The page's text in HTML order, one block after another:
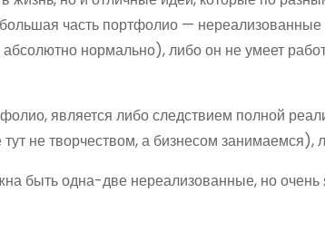
часть портфолио — нереализованные
абсолютно нормально), либо он не умеет
является либо следствием полной
не творчеством, а бизнесом занимаемся),
быть одна-две нереализованные, но очень